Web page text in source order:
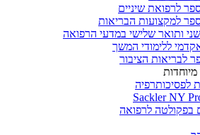
לרפואת שיניים
למקצועות הבריאות
ותואר שלישי במדעי הרפואה
ללימודי המשך
לבריאות הציבור
מיוחדות
לפסיכותרפיה
Sackler NY
בפקולטה לרפואה